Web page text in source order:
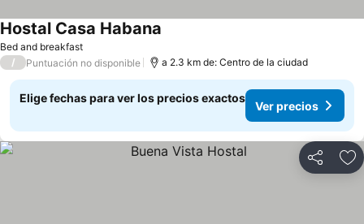
Bed and breakfast
Hostal Casa Habana
/ Puntuación no disponible a 2.3 km de: Centro de la ciudad
Elige fechas para ver los precios exactos
Ver precios
Compartir